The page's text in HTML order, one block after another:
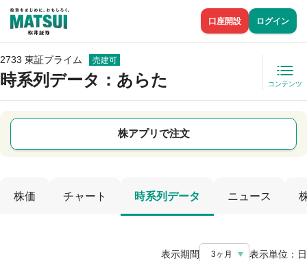
口座開設 ログイン
2733 東証プライム 売建可
時系列データ ：あらた コンテンツ
株アプリで注文
株価 チャート 時系列データ ニュース
表示期間 3ヶ月 表示単位： 日